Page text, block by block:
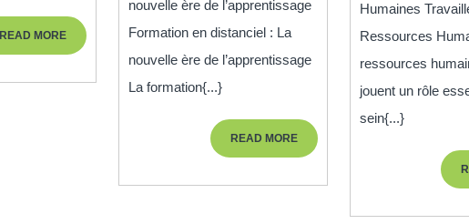
créativité
au
service
READ MOREREAD
MORE
L’avenir
l’apprentissage
à
portée
nouvelle ère de l’apprentissage
Formation en distanciel : La
nouvelle ère de l’apprentissage
La formation{...}
READ MOREREAD
MORE
Humaines
Ressources
ressources
jouent un rôle
sein{...}